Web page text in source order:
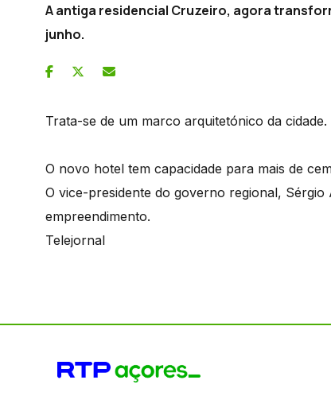
A antiga residencial Cruzeiro, agora
junho.
Trata-se de um marco arquitetónico da cidade.
O novo hotel tem capacidade para mais de
O vice-presidente do governo regional,
empreendimento.
Telejornal